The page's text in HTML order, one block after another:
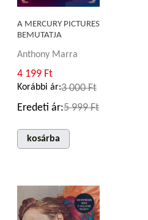
A MERCURY PICTURES
BEMUTATJA
Anthony Marra
4 199 Ft
Korábbi ár:3 000 Ft
Eredeti ár:5 999 Ft
kosárba